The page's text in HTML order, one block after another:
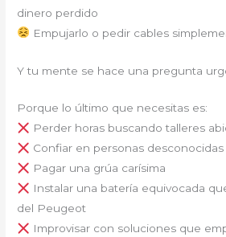
dinero perdido
Empujarlo o pedir cables
Y tu mente se hace una pregunta
Porque lo último que necesitas es:
Perder horas buscando talleres
Confiar en personas
Pagar una grúa carísima
Instalar una batería equivocada
del Peugeot
Improvisar con soluciones que